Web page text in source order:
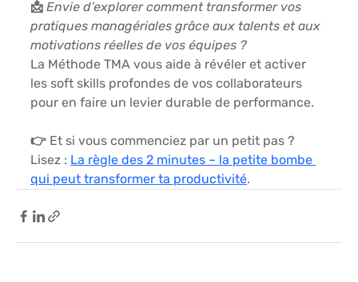
📩 Envie d’explorer comment transformer vos
pratiques managériales grâce aux talents et aux
motivations réelles de vos équipes ?
La Méthode TMA vous aide à révéler et activer
les soft skills profondes de vos collaborateurs
pour en faire un levier durable de performance.
👉 Et si vous commenciez par un petit pas ?
Lisez : La règle des 2 minutes – la petite bombe
qui peut transformer ta productivité.